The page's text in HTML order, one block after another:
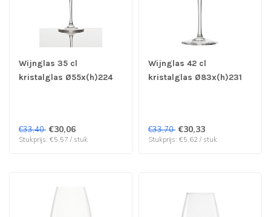
Wijnglas 35 cl
kristalglas Ø55x(h)224
€33,40 €30,06
Stukprijs: €5,57 / stuk
Wijnglas 42 cl
kristalglas Ø83x(h)231
€33,70 €30,33
Stukprijs: €5,62 / stuk